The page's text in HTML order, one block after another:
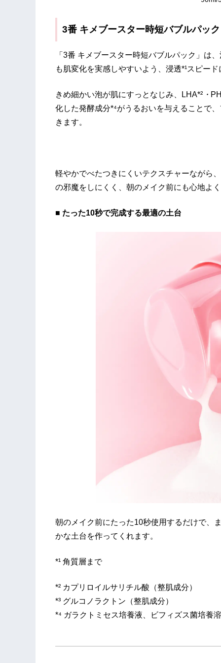
3番 キメブースター時短バブルパック
「3番 キメブースター時短バブルパック」は
も肌変化を実感しやすいよう、浸透*¹スピー
きめ細かい泡が肌にすっとなじみ、LHA*² ・
化した発酵成分*⁴がうるおいを与えることで
きます。
軽やかでべたつきにくいテクスチャーながら
の邪魔をしにくく、朝のメイク前にも心地よ
■ たった10秒で完成する最適の土台
朝のメイク前にたった10秒使用するだけで、
かな土台を作ってくれます。
*¹ 角質層まで
*² カプリロイルサリチル酸（整肌成分）
*³ グルコノラクトン（整肌成分）
*⁴ ガラクトミセス培養液、ビフィズス菌培養